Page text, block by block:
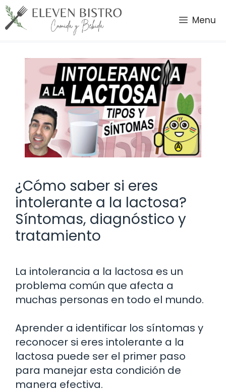
Saltar
al
contenido
Menu
¿Cómo saber si eres
intolerante a la lactosa?
Síntomas, diagnóstico y
tratamiento
La intolerancia a la lactosa es un
problema común que afecta a
muchas personas en todo el mundo.
Aprender a identificar los síntomas y
reconocer si eres intolerante a la
lactosa puede ser el primer paso
para manejar esta condición de
manera efectiva.